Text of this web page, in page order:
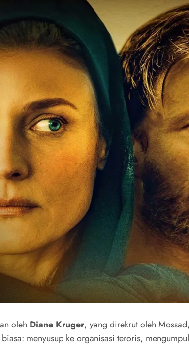
oleh Diane Kruger, yang direkrut oleh
menyusup ke organisasi teroris,